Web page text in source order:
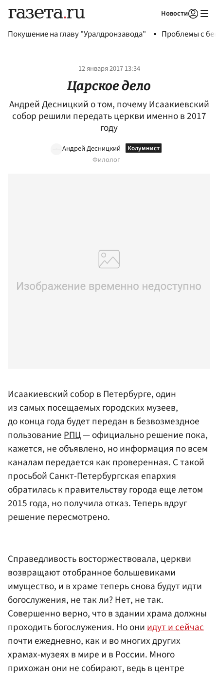
Новости
Покушение на главу "Уралдронзавода" Проблемы с
12 января 2017 13:34
Царское дело
Андрей Десницкий о том, почему Исаакиевский
собор решили передать церкви именно в 2017
году
Андрей Десницкий
Филолог
Исаакиевский собор в Петербурге, один
из самых посещаемых городских музеев,
до конца года будет передан в безвозмездное
пользованиеРПЦ— официально решение пока,
кажется, не объявлено, но информация по всем
каналам передается как проверенная. С такой
просьбой Санкт-Петербургская епархия
обратилась к правительству города еще летом
2015 года, но получила отказ. Теперь вдруг
решение пересмотрено.
Справедливость восторжествовала, церкви
возвращают отобранное большевиками
имущество, и в храме теперь снова будут идти
богослужения, не так ли? Нет, не так.
Совершенно верно, что в здании храма должны
проходить богослужения. Но ониидут и сейчас
почти ежедневно, как и во многих других
храмах-музеях в мире и в России. Много
прихожан они не собирают, ведь в центре